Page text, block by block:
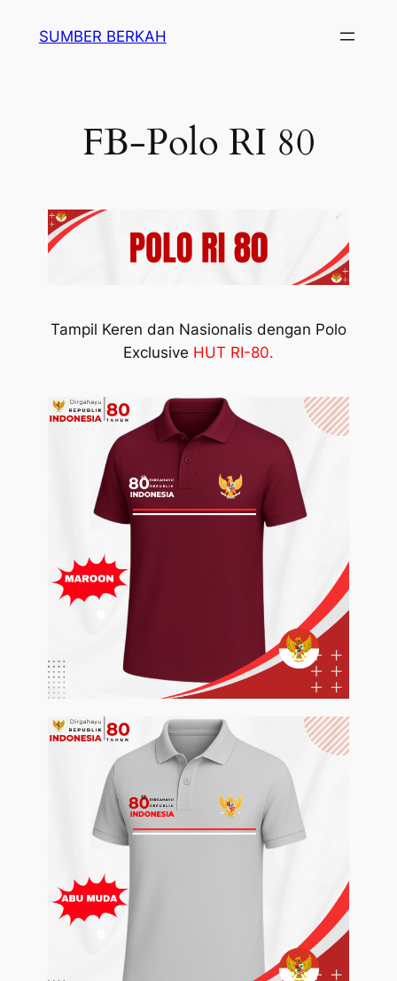
SUMBER BERKAH
FB-Polo RI 80
Tampil Keren dan Nasionalis dengan Polo
Exclusive HUT RI-80.